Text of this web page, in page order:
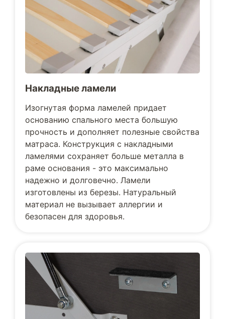
Накладные ламели
Изогнутая форма ламелей придает
основанию спального места большую
прочность и дополняет полезные свойства
матраса. Конструкция с накладными
ламелями сохраняет больше металла в
раме основания - это максимально
надежно и долговечно. Ламели
изготовлены из березы. Натуральный
материал не вызывает аллергии и
безопасен для здоровья.